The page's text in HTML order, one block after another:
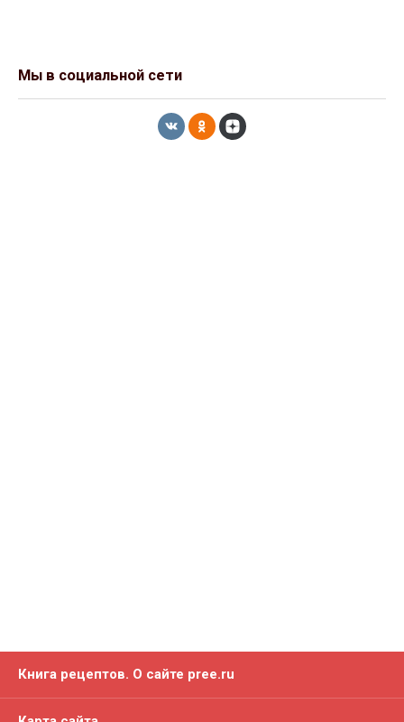
Мы в социальной сети
Книга рецептов. О сайте pree.ru